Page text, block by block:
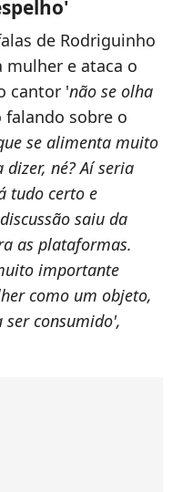
de Rodriguinho
mulher e ataca o
cantor 'não se olha
sobre o
se alimenta muito
né? Aí seria
tudo certo e
saiu da
as plataformas.
importante
como um objeto,
ser consumido',